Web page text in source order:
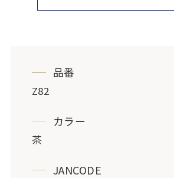
品番
Z82
カラー
茶
JANCODE